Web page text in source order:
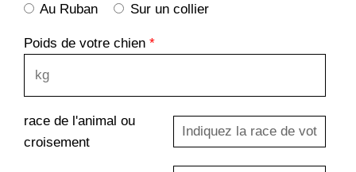
Au Ruban
Sur un collier
Poids de votre chien *
race de l'animal ou
croisement